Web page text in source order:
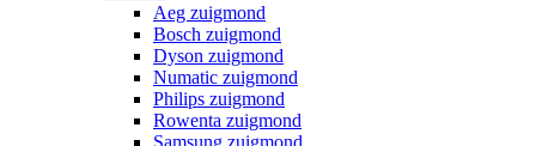
Aeg zuigmond
Bosch zuigmond
Dyson zuigmond
Numatic zuigmond
Philips zuigmond
Rowenta zuigmond
Samsung zuigmond